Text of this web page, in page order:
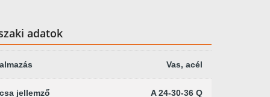
adatok
Vas, acél
jellemző A 24-30-36 Q